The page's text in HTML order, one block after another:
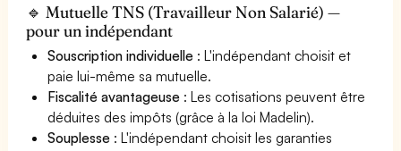
🔹 Mutuelle TNS (Travailleur Non Salarié) —
pour un indépendant
Souscription individuelle : L'indépendant choisit et
paie lui-même sa mutuelle.
Fiscalité avantageuse : Les cotisations peuvent être
déduites des impôts (grâce à la loi Madelin).
Souplesse : L'indépendant choisit les garanties